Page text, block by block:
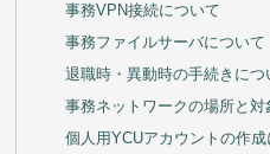
事務VPN接続について
事務ファイルサーバについて
退職時・異動時の手続きにつ
事務ネットワークの場所と対
個人用YCUアカウントの作成